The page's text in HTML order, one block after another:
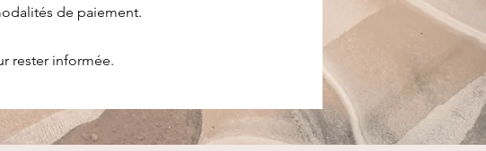
de paiement.
rester informée.